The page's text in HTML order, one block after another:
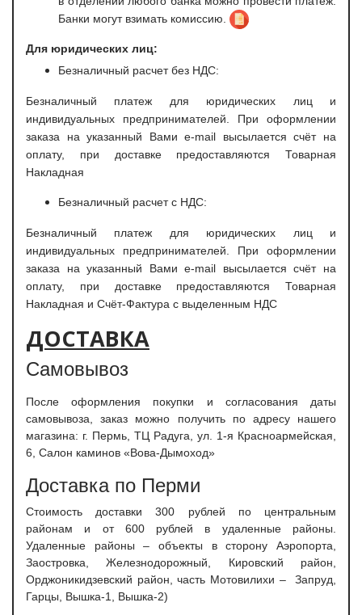
Банки могут взимать комиссию.
Для юридических лиц:
Безналичный расчет без НДС:
Безналичный платеж для юридических лиц и
индивидуальных предпринимателей. При оформлении
заказа на указанный Вами e-mail высылается счёт на
оплату, при доставке предоставляются Товарная
Накладная
Безналичный расчет с НДС:
Безналичный платеж для юридических лиц и
индивидуальных предпринимателей. При оформлении
заказа на указанный Вами e-mail высылается счёт на
оплату, при доставке предоставляются Товарная
Накладная и Счёт-Фактура с выделенным НДС
ДОСТАВКА
Самовывоз
После оформления покупки и согласования даты
самовывоза, заказ можно получить по адресу нашего
магазина: г. Пермь, ТЦ Радуга, ул. 1-я Красноармейская,
6, Салон каминов «Вова-Дымоход»
Доставка по Перми
Стоимость доставки 300 рублей по центральным
районам и от 600 рублей в удаленные районы.
Удаленные районы – объекты в сторону Аэропорта,
Заостровка, Железнодорожный, Кировский район,
Орджоникидзевский район, часть Мотовилихи – Запруд,
Гарцы, Вышка-1, Вышка-2)